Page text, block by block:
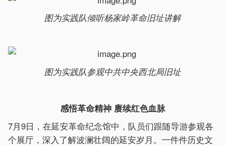
图为实践队倾听杨家岭革命旧址讲解
图为实践队参观中共中央西北局旧址
感悟革命精神 赓续红色血脉
7月9日，在延安革命纪念馆中，队员们跟随导游参观各
个展厅，深入了解波澜壮阔的延安岁月。一件件历史文